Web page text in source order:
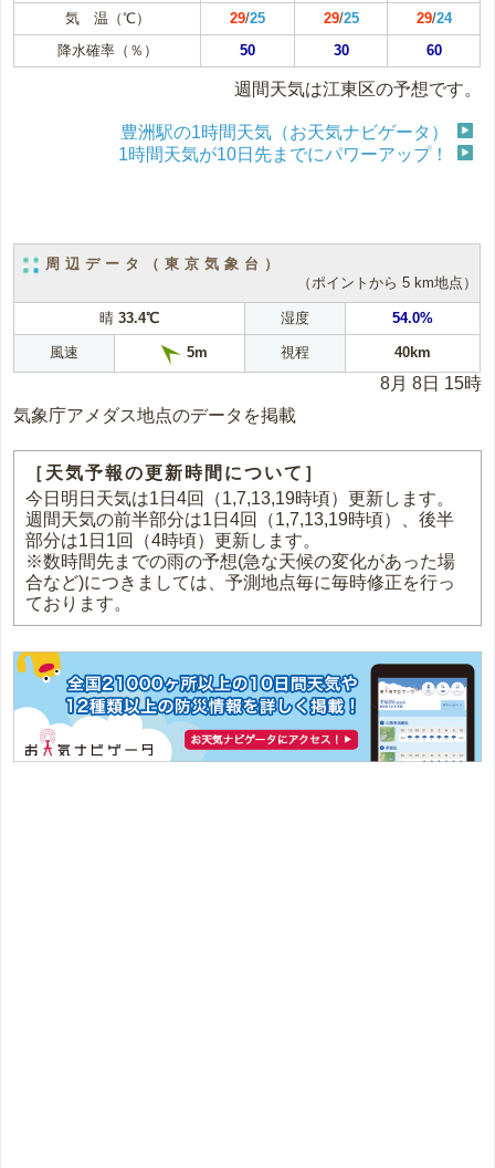
気 温（℃） 29/25 29/25 29/24
降水確率（％）
50 30 60
週間天気は江東区の予想です。
豊洲駅の1時間天気（お天気ナビゲータ）
1時間天気が10日先までにパワーアップ！
周辺データ（東京気象台）
（ポイントから 5 km地点）
晴33.4℃ 湿度 54.0%
風速 5m 視程 40km
8月 8日 15時
気象庁アメダス地点のデータを掲載
［天気予報の更新時間について］
今日明日天気は1日4回（1,7,13,19時頃）更新します。
週間天気の前半部分は1日4回（1,7,13,19時頃）、後半
部分は1日1回（4時頃）更新します。
※数時間先までの雨の予想(急な天候の変化があった場
合など)につきましては、予測地点毎に毎時修正を行っ
ております。